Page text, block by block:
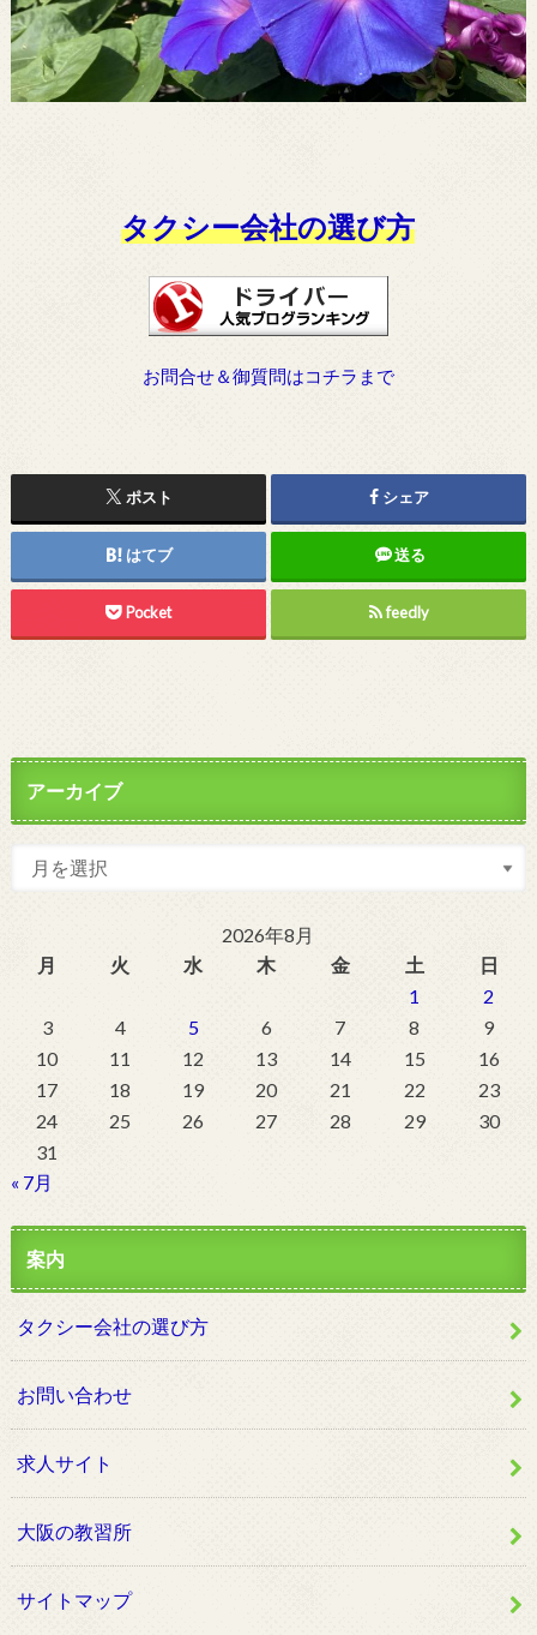
タクシー会社の選び方
お問合せ＆御質問はコチラまで
ポスト シェア
はてブ 送る
Pocket feedly
アーカイブ
2026年8月
月
火 水 木 金 土
日
1
2
3
4 5 6 7 8
9
10
11 12 13 14 15
16
17
18 19 20 21 22
23
24
25 26 27 28 29
30
31
« 7月
案内
タクシー会社の選び方
お問い合わせ
求人サイト
大阪の教習所
サイトマップ